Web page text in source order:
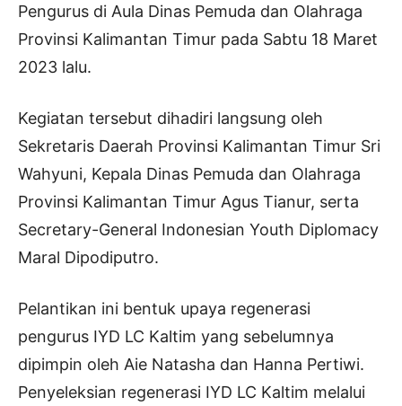
Pengurus di Aula Dinas Pemuda dan Olahraga
Provinsi Kalimantan Timur pada Sabtu 18 Maret
2023 lalu.
Kegiatan tersebut dihadiri langsung oleh
Sekretaris Daerah Provinsi Kalimantan Timur Sri
Wahyuni, Kepala Dinas Pemuda dan Olahraga
Provinsi Kalimantan Timur Agus Tianur, serta
Secretary-General Indonesian Youth Diplomacy
Maral Dipodiputro.
Pelantikan ini bentuk upaya regenerasi
pengurus IYD LC Kaltim yang sebelumnya
dipimpin oleh Aie Natasha dan Hanna Pertiwi.
Penyeleksian regenerasi IYD LC Kaltim melalui